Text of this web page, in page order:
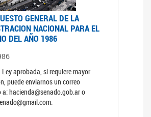
GENERAL DE LA
NACIONAL PARA EL
DEL AÑO 1986
aprobada, si requiere mayor
puede enviarnos un correo
a: hacienda@senado.gob.ar o